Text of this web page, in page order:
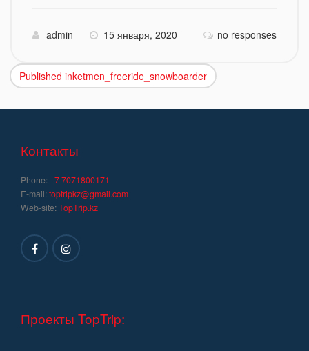
admin 15 января, 2020 no responses
Навигация
по
Published inketmen_freeride_snowboarder
Контакты
Phone:+7 7071800171
E-mail:toptripkz@gmail.com
Web-site:TopTrip.kz
Проекты TopTrip: